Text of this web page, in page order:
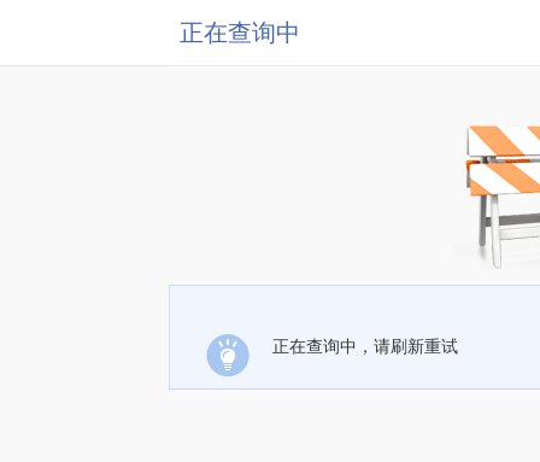
正在查询中
正在查询中，请刷新重试